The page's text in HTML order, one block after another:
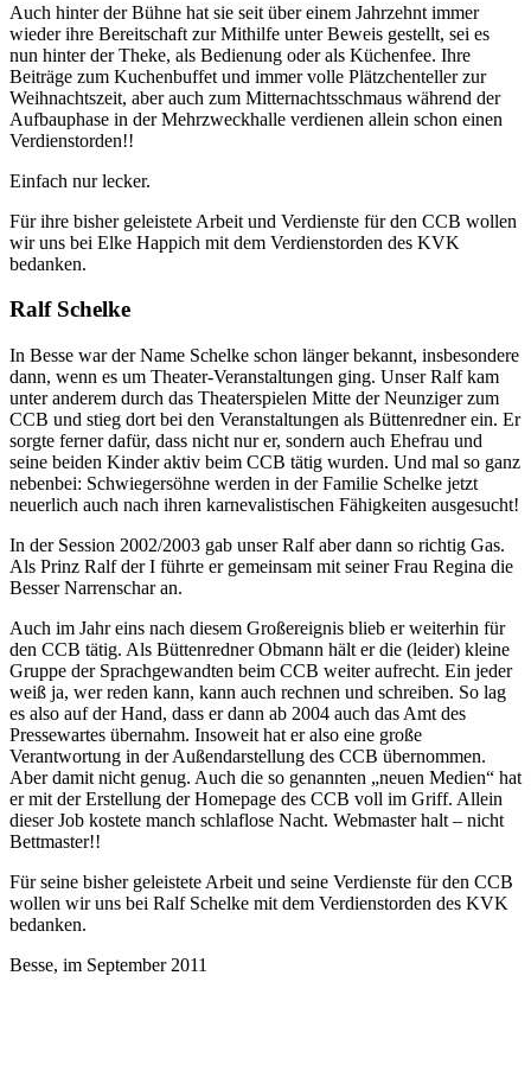
Auch hinter der Bühne hat sie seit über einem Jahrzehnt immer
wieder ihre Bereitschaft zur Mithilfe unter Beweis gestellt, sei es
nun hinter der Theke, als Bedienung oder als Küchenfee. Ihre
Beiträge zum Kuchenbuffet und immer volle Plätzchenteller zur
Weihnachtszeit, aber auch zum Mitternachtsschmaus während der
Aufbauphase in der Mehrzweckhalle verdienen allein schon einen
Verdienstorden!!
Einfach nur lecker.
Für ihre bisher geleistete Arbeit und Verdienste für den CCB wollen
wir uns bei Elke Happich mit dem Verdienstorden des KVK
bedanken.
Ralf Schelke
In Besse war der Name Schelke schon länger bekannt, insbesondere
dann, wenn es um Theater-Veranstaltungen ging. Unser Ralf kam
unter anderem durch das Theaterspielen Mitte der Neunziger zum
CCB und stieg dort bei den Veranstaltungen als Büttenredner ein. Er
sorgte ferner dafür, dass nicht nur er, sondern auch Ehefrau und
seine beiden Kinder aktiv beim CCB tätig wurden. Und mal so ganz
nebenbei: Schwiegersöhne werden in der Familie Schelke jetzt
neuerlich auch nach ihren karnevalistischen Fähigkeiten ausgesucht!
In der Session 2002/2003 gab unser Ralf aber dann so richtig Gas.
Als Prinz Ralf der I führte er gemeinsam mit seiner Frau Regina die
Besser Narrenschar an.
Auch im Jahr eins nach diesem Großereignis blieb er weiterhin für
den CCB tätig. Als Büttenredner Obmann hält er die (leider) kleine
Gruppe der Sprachgewandten beim CCB weiter aufrecht. Ein jeder
weiß ja, wer reden kann, kann auch rechnen und schreiben. So lag
es also auf der Hand, dass er dann ab 2004 auch das Amt des
Pressewartes übernahm. Insoweit hat er also eine große
Verantwortung in der Außendarstellung des CCB übernommen.
Aber damit nicht genug. Auch die so genannten „neuen Medien“ hat
er mit der Erstellung der Homepage des CCB voll im Griff. Allein
dieser Job kostete manch schlaflose Nacht. Webmaster halt – nicht
Bettmaster!!
Für seine bisher geleistete Arbeit und seine Verdienste für den CCB
wollen wir uns bei Ralf Schelke mit dem Verdienstorden des KVK
bedanken.
Besse, im September 2011